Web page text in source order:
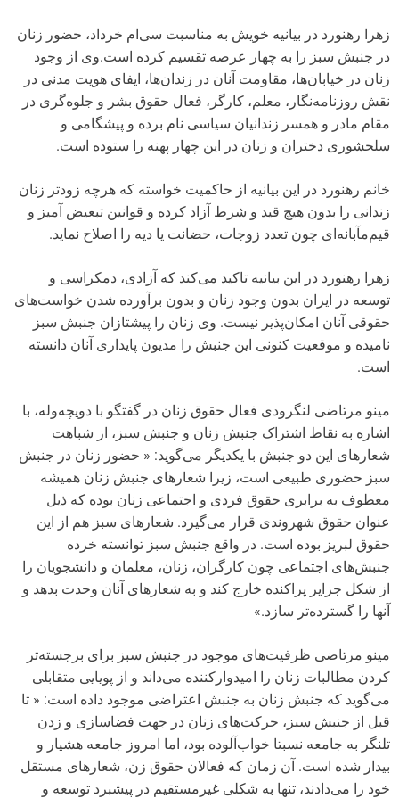
زهرا رهنورد در بیانیه خویش به مناسبت سی‌ام خرداد، حضور زنان
در جنبش سبز را به چهار عرصه تقسیم کرده است.وی از وجود
زنان در خیابان‌ها، مقاومت آنان در زندان‌ها، ایفای هویت مدنی در
نقش روزنامه‌نگار، معلم، کارگر، فعال حقوق بشر و جلوه‌گری در
مقام مادر و همسر زندانیان سیاسی نام برده و پیشگامی و
سلحشوری دختران و زنان در این چهار پهنه را ستوده است.
خانم رهنورد در این بیانیه از حاکمیت خواسته که هرچه زودتر زنان
زندانی را بدون هیچ قید و شرط آزاد کرده و قوانین تبعیض آمیز و
قیم‌مآبانه‌ای چون تعدد زوجات، حضانت یا دیه را اصلاح نماید.
زهرا رهنورد در این بیانیه تاکید می‌کند که آزادی، دمکراسی و
توسعه در ایران بدون وجود زنان و بدون برآورده شدن خواست‌های
حقوقی آنان امکان‌پذیر نیست. وی زنان را پیشتازان جنبش سبز
نامیده و موقعیت کنونی این جنبش را مدیون پایداری آنان دانسته
است.
مینو مرتاضی لنگرودی فعال حقوق زنان در گفتگو با دویچه‌وله، با
اشاره به نقاط اشتراک جنبش زنان و جنبش سبز، از شباهت
شعارهای این دو جنبش با یکدیگر می‌گوید: « حضور زنان در جنبش
سبز حضوری طبیعی است، زیرا شعارهای جنبش زنان همیشه
معطوف به برابری حقوق فردی و اجتماعی زنان بوده که ذیل
عنوان حقوق شهروندی قرار می‌گیرد. شعارهای سبز هم از این
حقوق لبریز بوده است. در واقع جنبش سبز توانسته خرده
جنبش‌های اجتماعی چون کارگران، زنان، معلمان و دانشجویان را
از شکل جزایر پراکنده خارج کند و به شعارهای آنان وحدت بدهد و
آنها را گسترده‌تر سازد.»
مینو مرتاضی ظرفیت‌های موجود در جنبش سبز برای برجسته‌تر
کردن مطالبات زنان را امیدوارکننده می‌داند و از پویایی متقابلی
می‌گوید که جنبش زنان به جنبش اعتراضی موجود داده است: « تا
قبل از جنبش سبز، حرکت‌های زنان در جهت فضاسازی و زدن
تلنگر به جامعه نسبتا خواب‌آلوده بود، اما امروز جامعه هشیار و
بیدار شده است. آن زمان که فعالان حقوق زن، شعارهای مستقل
خود را می‌دادند، تنها به شکلی غیرمستقیم در پیشبرد توسعه و